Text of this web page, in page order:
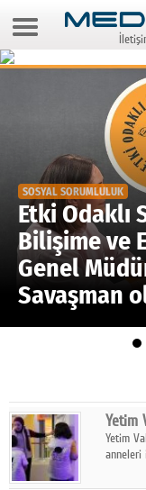
8 Ağustos 2026 9:23:59
Video Galeri
Gazeteler
Medya
Reyting-tiraj
Teknoloji
Televizyon
Facebook
Diziler
SOSYAL SORUMLULUK
Etki
Bilişime ve
Genel
Savaşman
Yetim
Yetim
anneleri